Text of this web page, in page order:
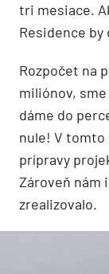
tri mesiace.
Residence by
Rozpočet na
miliónov,
dáme do
nule! V tomto
prípravy
Zároveň nám
zrealizovalo.